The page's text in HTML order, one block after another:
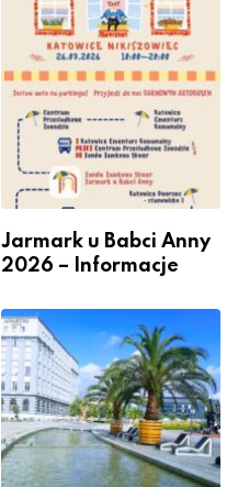
Jarmark u Babci Anny
2026 – Informacje